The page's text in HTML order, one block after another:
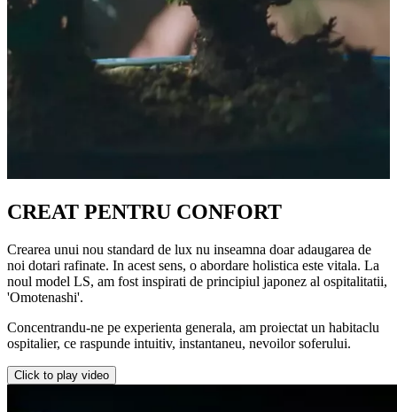
CREAT PENTRU CONFORT
Crearea unui nou standard de lux nu inseamna doar adaugarea de
noi dotari rafinate. In acest sens, o abordare holistica este vitala. La
noul model LS, am fost inspirati de principiul japonez al ospitalitatii,
'Omotenashi'.
Concentrandu-ne pe experienta generala, am proiectat un habitaclu
ospitalier, ce raspunde intuitiv, instantaneu, nevoilor soferului.
Click to play video